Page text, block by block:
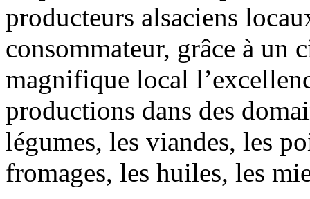
producteurs alsaciens
consommateur, grâce à un
magnifique local
productions dans des
légumes, les viandes, les
fromages, les huiles, les